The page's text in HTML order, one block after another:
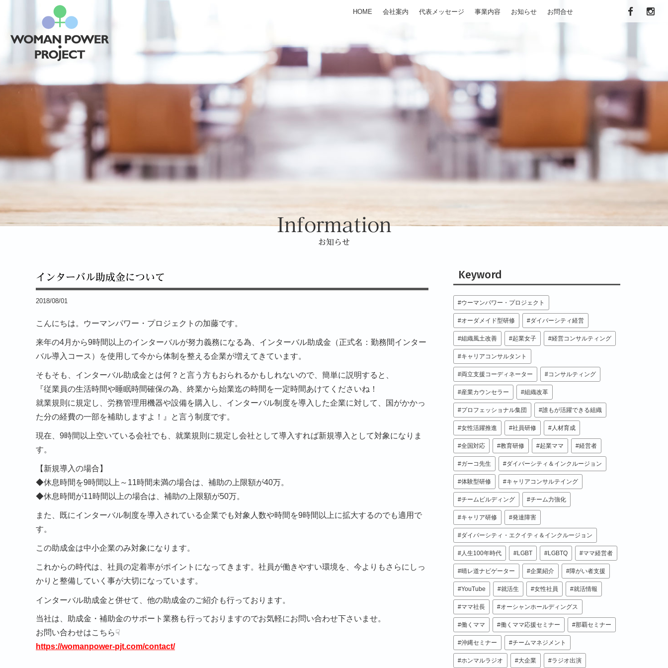
HOME 会社案内 代表メッセージ 事業内容 お知らせ お問合せ
Information
お知らせ
インターバル助成金について
2018/08/01
こんにちは。ウーマンパワー・プロジェクトの加藤です。
来年の4月から9時間以上のインターバルが努力義務になる為、インターバル助成金（正式名：勤務間インター
バル導入コース）を使用して今から体制を整える企業が増えてきています。
そもそも、インターバル助成金とは何？と言う方もおられるかもしれないので、簡単に説明すると、
『従業員の生活時間や睡眠時間確保の為、終業から始業迄の時間を一定時間あけてくださいね！
就業規則に規定し、労務管理用機器や設備を購入し、インターバル制度を導入した企業に対して、国がかかっ
た分の経費の一部を補助しますよ！』と言う制度です。
現在、9時間以上空いている会社でも、就業規則に規定し会社として導入すれば新規導入として対象になりま
す。
【新規導入の場合】
◆休息時間を9時間以上～11時間未満の場合は、補助の上限額が40万。
◆休息時間が11時間以上の場合は、補助の上限額が50万。
また、既にインターバル制度を導入されている企業でも対象人数や時間を9時間以上に拡大するのでも適用で
す。
この助成金は中小企業のみ対象になります。
これからの時代は、社員の定着率がポイントになってきます。社員が働きやすい環境を、今よりもさらにしっ
かりと整備していく事が大切になっています。
インターバル助成金と併せて、他の助成金のご紹介も行っております。
当社は、助成金・補助金のサポート業務も行っておりますのでお気軽にお問い合わせ下さいませ。
お問い合わせはこちら☟
https://womanpower-pjt.com/contact/
Keyword
ウーマンパワー・プロジェクト
オーダメイド型研修 ダイバーシティ経営
組織風土改善 起業女子 経営コンサルティング
キャリアコンサルタント
両立支援コーディネーター コンサルティング
産業カウンセラー 組織改革
プロフェッショナル集団 誰もが活躍できる組織
女性活躍推進 社員研修 人材育成
全国対応 教育研修 起業ママ 経営者
ガーコ先生 ダイバーシティ＆インクルージョン
体験型研修 キャリアコンサルテイング
チームビルディング チーム力強化
キャリア研修 発達障害
ダイバーシティ・エクイティ＆インクルージョン
人生100年時代 LGBT LGBTQ ママ経営者
晴レ道ナビゲーター 企業紹介 障がい者支援
YouTube 就活生 女性社員 就活情報
ママ社長 オーシャンホールディングス
働くママ 働くママ応援セミナー 那覇セミナー
沖縄セミナー チームマネジメント
ホンマルラジオ 大企業 ラジオ出演